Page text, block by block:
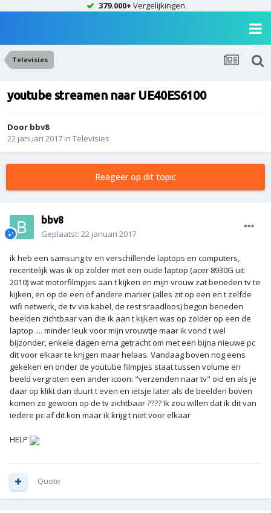
379.000+ Vergelijkingen
Televisies
youtube streamen naar UE40ES6100
Door bbv8
22 januari 2017 in Televisies
Reageer op dit topic
bbv8
Geplaatst: 22 januari 2017
ik heb een samsung tv en verschillende laptops en computers,
recentelijk was ik op zolder met een oude laptop (acer 8930G uit
2010) wat motorfilmpjes aan t kijken en mijn vrouw zat beneden tv te
kijken, en op de een of andere manier (alles zit op een en t zelfde
wifi netwerk, de tv via kabel, de rest sraadloos) begon beneden
beelden zichtbaar van die ik aan t kijken was op zolder op een de
laptop .... minder leuk voor mijn vrouwtje maar ik vond t wel
bijzonder, enkele dagen erna getracht om met een bijna nieuwe pc
dit voor elkaar te krijgen maar helaas. Vandaag boven nog eens
gekeken en onder de youtube filmpjes staat tussen volume en
beeld vergroten een ander icoon: "verzenden naar tv" oid en als je
daar op klikt dan duurt t even en ietsje later als de beelden boven
komen ze gewoon op de tv zichtbaar ???? Ik zou willen dat ik dit van
iedere pc af dit kon maar ik krijg t niet voor elkaar
HELP
Quote